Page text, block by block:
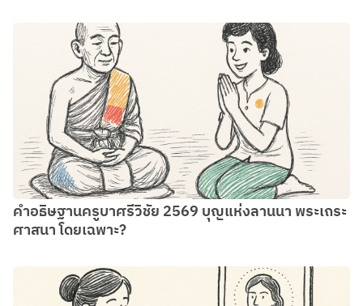
คำอธิษฐานครูบาศรีวิชัย 2569 บุญแห่งลานนา พระเถระ
ศาสนา โดยเฉพาะ?